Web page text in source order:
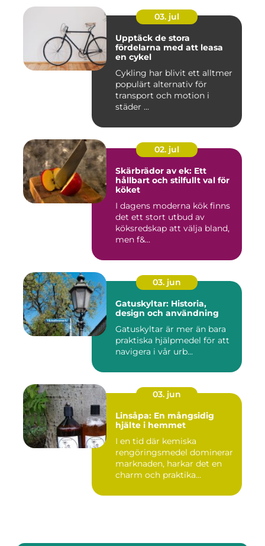
03. jul
Upptäck de stora
fördelarna med att leasa
en cykel
Cykling har blivit ett alltmer
populärt alternativ för
transport och motion i
städer ...
02. jul
Skärbrädor av ek: Ett
hållbart och stilfullt val för
köket
I dagens moderna kök finns
det ett stort utbud av
köksredskap att välja bland,
men f&...
03. jun
Gatuskyltar: Historia,
design och användning
Gatuskyltar är mer än bara
praktiska hjälpmedel för att
navigera i vår urb...
03. jun
Linsåpa: En mångsidig
hjälte i hemmet
I en tid där kemiska
rengöringsmedel dominerar
marknaden, harkar det en
charm och praktika...